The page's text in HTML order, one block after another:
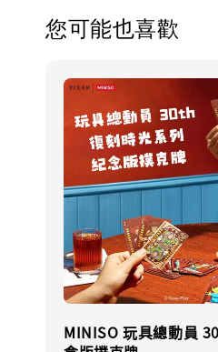
您可能也喜歡
MINISO 玩具總動員